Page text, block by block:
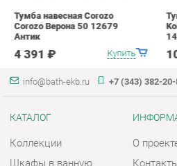
Коллекции
Шкафы в ванную
Комоды для ванной
Умывальники с тумбой
Тумбы под раковину
Зеркала в ванную
Умывальники
Экраны
О проекте
Контакты
Дизайн
Доставка
Скидки и
Политика
Гарантия
Помощь